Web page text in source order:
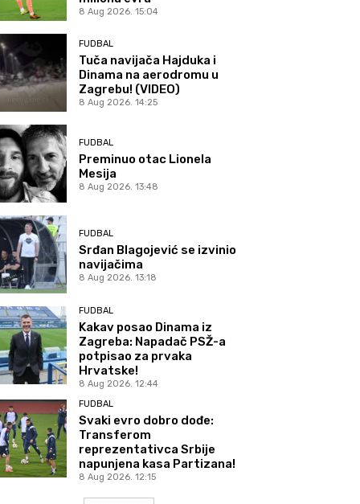
8 Aug 2026. 15:04
FUDBAL
Tuča navijača Hajduka i
Dinama na aerodromu u
Zagrebu! (VIDEO)
8 Aug 2026. 14:25
FUDBAL
Preminuo otac Lionela
Mesija
8 Aug 2026. 13:48
FUDBAL
Srđan Blagojević se izvinio
navijačima
8 Aug 2026. 13:18
FUDBAL
Kakav posao Dinama iz
Zagreba: Napadač PSŽ-a
potpisao za prvaka
Hrvatske!
8 Aug 2026. 12:44
FUDBAL
Svaki evro dobro dođe:
Transferom
reprezentativca Srbije
napunjena kasa Partizana!
8 Aug 2026. 12:15